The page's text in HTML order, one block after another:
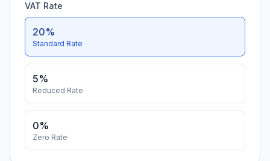
VAT Rate
20%
Standard Rate
5%
Reduced Rate
0%
Zero Rate